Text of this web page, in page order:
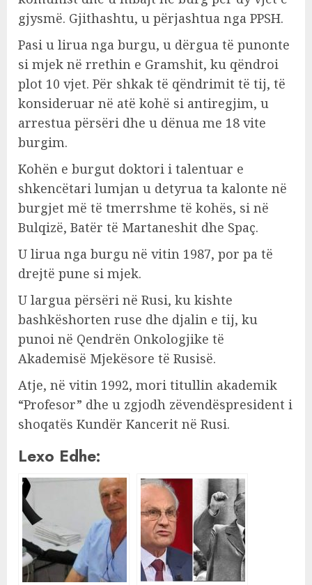
gjysmë. Gjithashtu, u përjashtua nga PPSH.
Pasi u lirua nga burgu, u dërgua të punonte
si mjek në rrethin e Gramshit, ku qëndroi
plot 10 vjet. Për shkak të qëndrimit të tij, të
konsideruar në atë kohë si antiregjim, u
arrestua përsëri dhe u dënua me 18 vite
burgim.
Kohën e burgut doktori i talentuar e
shkencëtari lumjan u detyrua ta kalonte në
burgjet më të tmerrshme të kohës, si në
Bulqizë, Batër të Martaneshit dhe Spaç.
U lirua nga burgu në vitin 1987, por pa të
drejtë pune si mjek.
U largua përsëri në Rusi, ku kishte
bashkëshorten ruse dhe djalin e tij, ku
punoi në Qendrën Onkologjike të
Akademisë Mjekësore të Rusisë.
Atje, në vitin 1992, mori titullin akademik
“Profesor” dhe u zgjodh zëvendëspresident i
shoqatës Kundër Kancerit në Rusi.
Lexo Edhe: